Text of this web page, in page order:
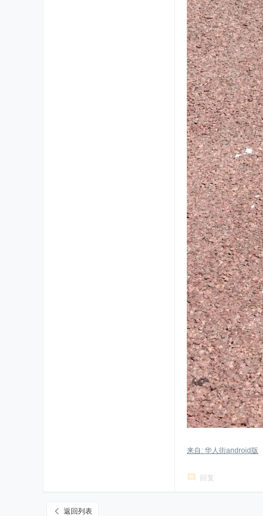
来自: 华人街android版
回复
返回列表